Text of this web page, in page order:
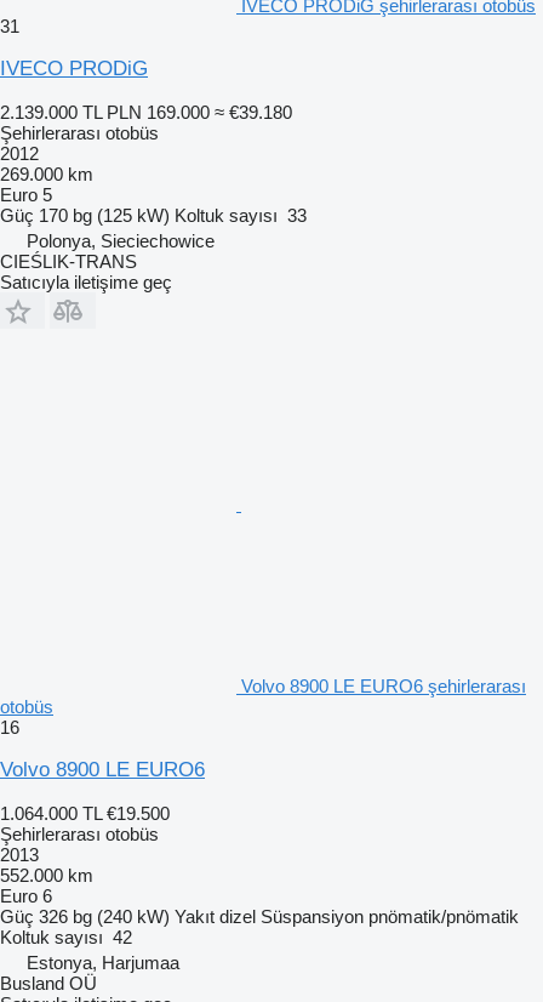
IVECO PRODiG şehirlerarası otobüs
31
IVECO PRODiG
2.139.000 TL PLN 169.000 ≈ €39.180
Şehirlerarası otobüs
2012
269.000 km
Euro 5
Güç 170 bg (125 kW) Koltuk sayısı 33
Polonya, Sieciechowice
CIEŚLIK-TRANS
Satıcıyla iletişime geç
Volvo 8900 LE EURO6 şehirlerarası
otobüs
16
Volvo 8900 LE EURO6
1.064.000 TL €19.500
Şehirlerarası otobüs
2013
552.000 km
Euro 6
Güç 326 bg (240 kW) Yakıt dizel Süspansiyon pnömatik/pnömatik
Koltuk sayısı 42
Estonya, Harjumaa
Busland OÜ